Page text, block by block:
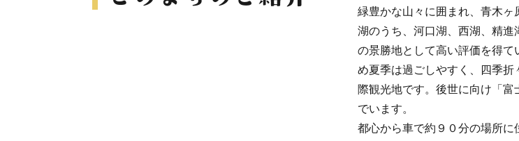
緑豊かな山々に囲まれ、青木
湖のうち、河口湖、西湖、精
の景勝地として高い評価を得
め夏季は過ごしやすく、四季折
際観光地です。後世に向け「
でいます。
都心から車で約９０分の場所